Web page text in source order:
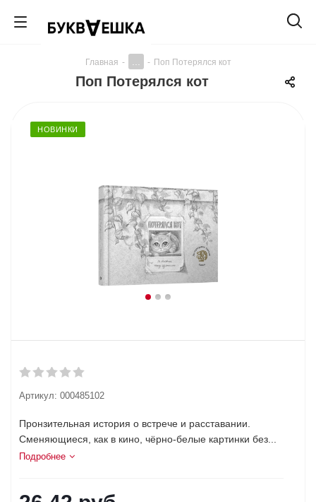
Главная - - Поп Потерялся кот
Поп Потерялся кот
НОВИНКИ
Артикул: 000485102
Пронзительная история о встрече и расставании.
Сменяющиеся, как в кино, чёрно-белые картинки без...
Подробнее